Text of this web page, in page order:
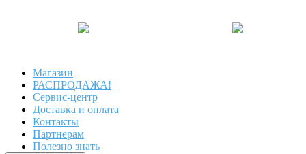
Магазин
РАСПРОДАЖА!
Сервис-центр
Доставка и оплата
Контакты
Партнерам
Полезно знать